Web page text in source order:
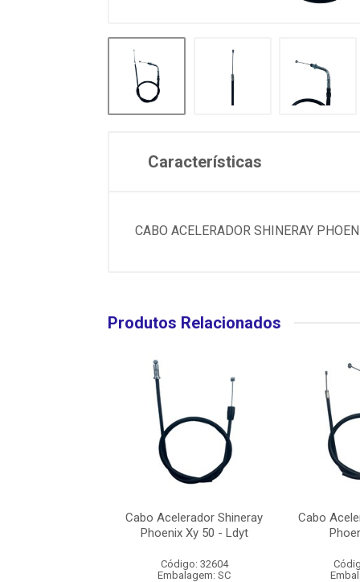
Características
CABO ACELERADOR SHINERAY
Produtos Relacionados
Cabo Acelerador Shineray
Phoenix Xy 50 - Ldyt
Código: 32604
Embalagem: SC
Cabo